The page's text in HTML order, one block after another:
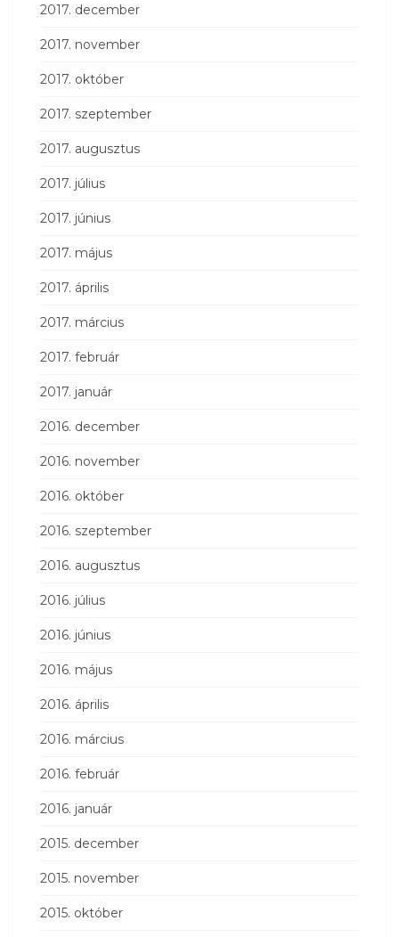
2017. december
2017. november
2017. október
2017. szeptember
2017. augusztus
2017. július
2017. június
2017. május
2017. április
2017. március
2017. február
2017. január
2016. december
2016. november
2016. október
2016. szeptember
2016. augusztus
2016. július
2016. június
2016. május
2016. április
2016. március
2016. február
2016. január
2015. december
2015. november
2015. október